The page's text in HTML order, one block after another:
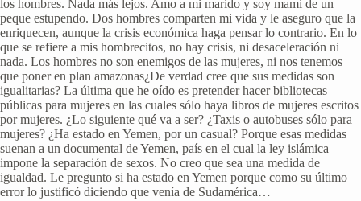
los hombres. Nada más lejos. Amo a mi marido y soy mami de un
peque estupendo. Dos hombres comparten mi vida y le aseguro que la
enriquecen, aunque la crisis económica haga pensar lo contrario. En lo
que se refiere a mis hombrecitos, no hay crisis, ni desaceleración ni
nada. Los hombres no son enemigos de las mujeres, ni nos tenemos
que poner en plan amazonas¿De verdad cree que sus medidas son
igualitarias? La última que he oído es pretender hacer bibliotecas
públicas para mujeres en las cuales sólo haya libros de mujeres escritos
por mujeres. ¿Lo siguiente qué va a ser? ¿Taxis o autobuses sólo para
mujeres? ¿Ha estado en Yemen, por un casual? Porque esas medidas
suenan a un documental de Yemen, país en el cual la ley islámica
impone la separación de sexos. No creo que sea una medida de
igualdad. Le pregunto si ha estado en Yemen porque como su último
error lo justificó diciendo que venía de Sudamérica…